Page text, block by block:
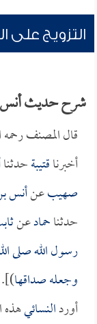
التزويج على
شرح حديث أنس
قال المصنف رحمه
أخبرناقتيبةحدثنا
صهيبعنأنس
حدثناحمادعن
رسول الله صلى
وجعله صداقها)].
أوردالنسائيهذه